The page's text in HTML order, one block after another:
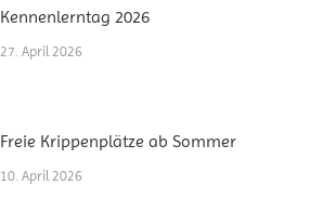
Kennenlerntag 2026
27. April 2026
Freie Krippenplätze ab Sommer
10. April 2026